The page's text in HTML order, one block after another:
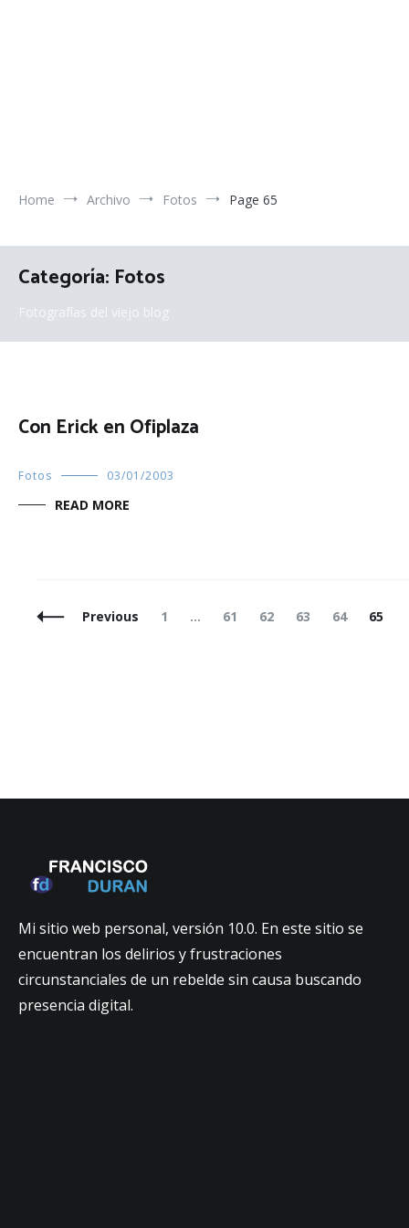
Home Archivo Fotos Page 65
Categoría: Fotos
Fotografías del viejo blog
Con Erick en Ofiplaza
Fotos 03/01/2003
READ MORE
Posts
Previous Page
1 … Page
61 Page
62 Page
63 Page
64 Page
65
Mi sitio web personal, versión 10.0. En este sitio se
encuentran los delirios y frustraciones
circunstanciales de un rebelde sin causa buscando
presencia digital.